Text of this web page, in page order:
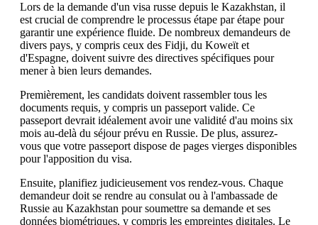
Lors de la demande d'un visa russe depuis le Kazakhstan, il
est crucial de comprendre le processus étape par étape pour
garantir une expérience fluide. De nombreux demandeurs de
divers pays, y compris ceux des Fidji, du Koweït et
d'Espagne, doivent suivre des directives spécifiques pour
mener à bien leurs demandes.
Premièrement, les candidats doivent rassembler tous les
documents requis, y compris un passeport valide. Ce
passeport devrait idéalement avoir une validité d'au moins six
mois au-delà du séjour prévu en Russie. De plus, assurez-
vous que votre passeport dispose de pages vierges disponibles
pour l'apposition du visa.
Ensuite, planifiez judicieusement vos rendez-vous. Chaque
demandeur doit se rendre au consulat ou à l'ambassade de
Russie au Kazakhstan pour soumettre sa demande et ses
données biométriques, y compris les empreintes digitales. Le